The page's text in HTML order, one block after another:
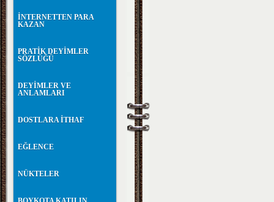
İNTERNETTEN PARA
KAZAN
PRATİK DEYİMLER
SÖZLÜĞÜ
DEYİMLER VE
ANLAMLARI
DOSTLARA İTHAF
EĞLENCE
NÜKTELER